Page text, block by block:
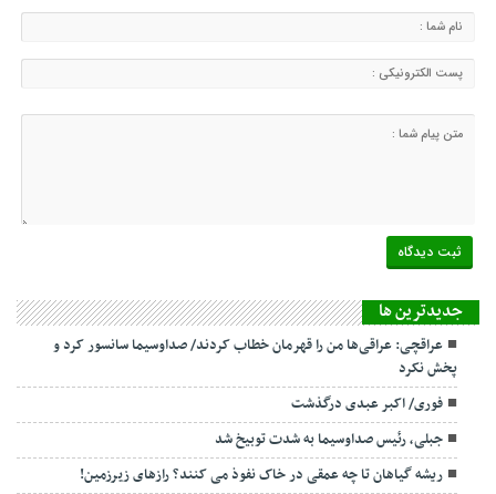
جديدترين ها
عراقچی: عراقی‌ها من را قهرمان خطاب کردند/ صداوسیما سانسور کرد و
پخش نکرد
فوری/ اکبر عبدی درگذشت
جبلی، رئیس صداوسیما به شدت توبیخ شد
ریشه گیاهان تا چه عمقی در خاک نفوذ می کنند؟ رازهای زیرزمین!